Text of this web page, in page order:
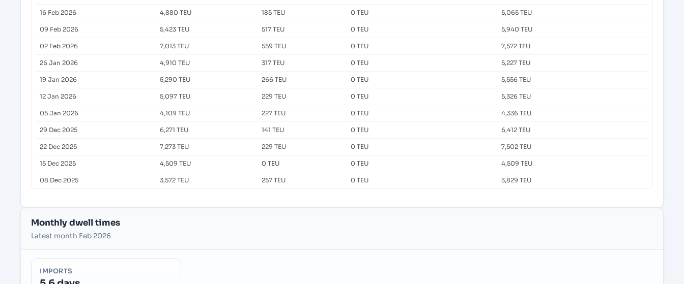
16 Feb 2026 4,880 TEU 185 TEU 0 TEU 5,065 TEU
09 Feb 2026 5,423 TEU 517 TEU 0 TEU 5,940 TEU
02 Feb 2026 7,013 TEU 559 TEU 0 TEU 7,572 TEU
26 Jan 2026 4,910 TEU 317 TEU 0 TEU 5,227 TEU
19 Jan 2026 5,290 TEU 266 TEU 0 TEU 5,556 TEU
12 Jan 2026 5,097 TEU 229 TEU 0 TEU 5,326 TEU
05 Jan 2026 4,109 TEU 227 TEU 0 TEU 4,336 TEU
29 Dec 2025 6,271 TEU 141 TEU 0 TEU 6,412 TEU
22 Dec 2025 7,273 TEU 229 TEU 0 TEU 7,502 TEU
15 Dec 2025 4,509 TEU 0 TEU 0 TEU 4,509 TEU
08 Dec 2025 3,572 TEU 257 TEU 0 TEU 3,829 TEU
Monthly dwell times
Latest month Feb 2026
IMPORTS